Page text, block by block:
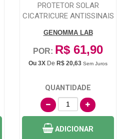
PROTETOR SOLAR
CICATRICURE ANTISSINAIS
GENOMMA LAB
POR: R$ 61,90
Ou 3X De R$ 20,63 Sem Juros
QUANTIDADE
ADICIONAR